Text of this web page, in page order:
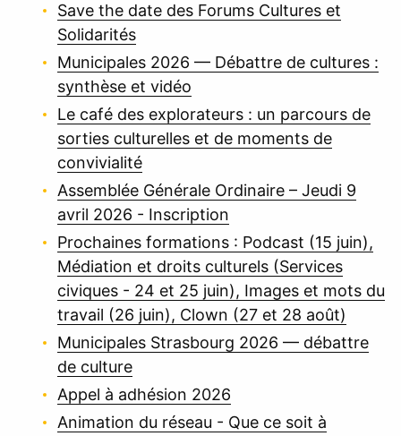
Save the date des Forums Cultures et
Solidarités
Municipales 2026 — Débattre de cultures :
synthèse et vidéo
Le café des explorateurs : un parcours de
sorties culturelles et de moments de
convivialité
Assemblée Générale Ordinaire – Jeudi 9
avril 2026 - Inscription
Prochaines formations : Podcast (15 juin),
Médiation et droits culturels (Services
civiques - 24 et 25 juin), Images et mots du
travail (26 juin), Clown (27 et 28 août)
Municipales Strasbourg 2026 — débattre
de culture
Appel à adhésion 2026
Animation du réseau - Que ce soit à